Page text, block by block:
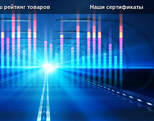
рейтинг товаров Наши сертификаты